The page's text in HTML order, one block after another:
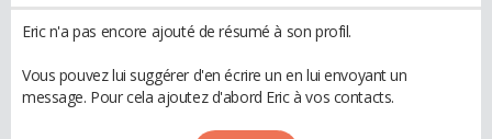
Eric n'a pas encore ajouté de résumé à son profil.
Vous pouvez lui suggérer d'en écrire un en lui envoyant un
message. Pour cela ajoutez d'abord Eric à vos contacts.